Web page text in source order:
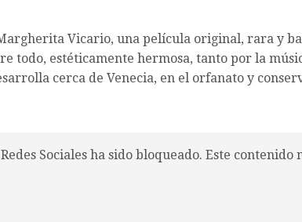
Vicario, una película original, rara y
todo, estéticamente hermosa, tanto por la
cerca de Venecia, en el orfanato y
Sociales ha sido bloqueado. Este contenido